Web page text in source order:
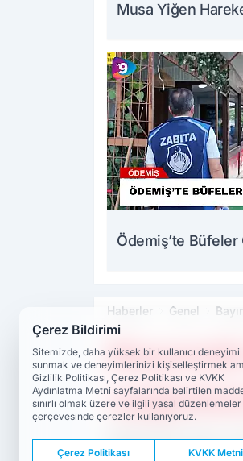
Musa Yiğen
Ödemiş’te Büfeler
Haberler Genel
Bayındır İlçe
Çerez Bildirimi
Sitemizde, daha yüksek bir kullanıcı deneyimi
sunmak ve deneyimlerinizi kişiselleştirmek
Gizlilik Politikası, Çerez Politikası ve KVKK
Aydınlatma Metni sayfalarında belirtilen
sınırlı olmak üzere ve ilgili yasal düzenlemeler
çerçevesinde çerezler kullanıyoruz.
Çerez Politikası KVKK Metni